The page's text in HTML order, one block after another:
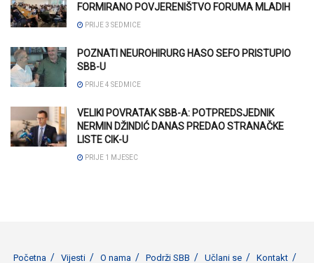
FORMIRANO POVJERENIŠTVO FORUMA MLADIH
PRIJE 3 SEDMICE
POZNATI NEUROHIRURG HASO SEFO PRISTUPIO
SBB-U
PRIJE 4 SEDMICE
VELIKI POVRATAK SBB-A: POTPREDSJEDNIK
NERMIN DŽINDIĆ DANAS PREDAO STRANAČKE
LISTE CIK-U
PRIJE 1 MJESEC
Početna Vijesti O nama Podrži SBB Učlani se Kontakt